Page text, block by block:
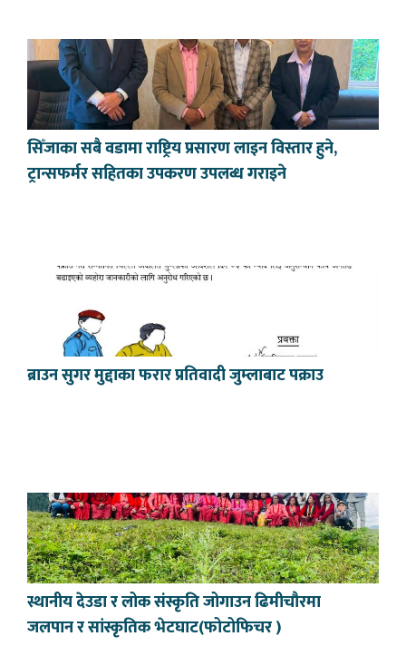
सिँजाका सबै वडामा राष्ट्रिय प्रसारण लाइन विस्तार हुने,
ट्रान्सफर्मर सहितका उपकरण उपलब्ध गराइने
ब्राउन सुगर मुद्दाका फरार प्रतिवादी जुम्लाबाट पक्राउ
स्थानीय देउडा र लोक संस्कृति जोगाउन ढिमीचौरमा
जलपान र सांस्कृतिक भेटघाट(फोटोफिचर )